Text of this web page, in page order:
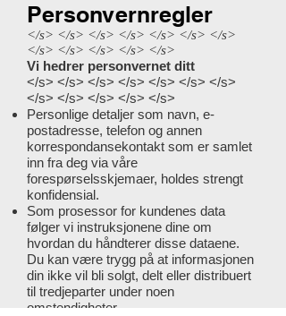
Personvernregler
</s> </s> </s> </s> </s> </s> </s>
</s> </s> </s> </s> </s>
Vi hedrer personvernet ditt
</s> </s> </s> </s> </s> </s> </s>
</s> </s> </s> </s> </s>
Personlige detaljer som navn, e-
postadresse, telefon og annen
korrespondansekontakt som er samlet
inn fra deg via våre
forespørselsskjemaer, holdes strengt
konfidensial.
Som prosessor for kundenes data
følger vi instruksjonene dine om
hvordan du håndterer disse dataene.
Du kan være trygg på at informasjonen
din ikke vil bli solgt, delt eller distribuert
til tredjeparter under noen
omstendigheter